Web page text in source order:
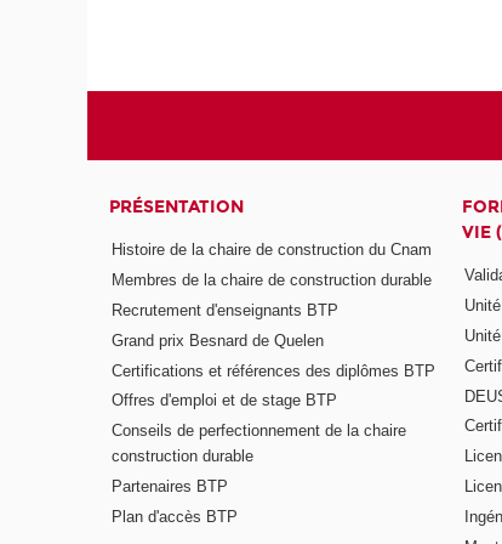
PRÉSENTATION
Histoire de la chaire de construction du Cnam
Membres de la chaire de construction durable
Recrutement d'enseignants BTP
Grand prix Besnard de Quelen
Certifications et références des diplômes BTP
Offres d'emploi et de stage BTP
Conseils de perfectionnement de la chaire
construction durable
Partenaires BTP
Plan d'accès BTP
VIE